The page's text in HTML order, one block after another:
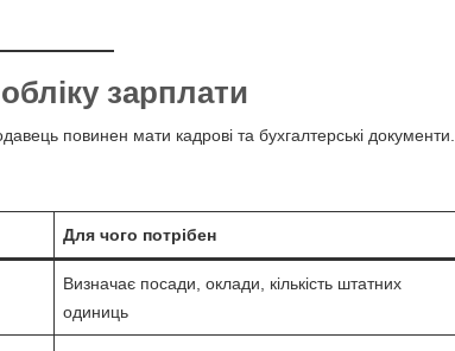
зарплати
повинен мати кадрові та бухгалтерські документи.
Для чого потрібен
Визначає посади, оклади, кількість штатних
одиниць